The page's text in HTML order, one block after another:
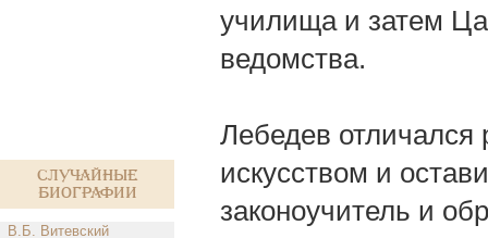
Случайные
биографии
В.Б. Витевский
училища и затем
ведомства.
Лебедев
искусством и
законоучитель и